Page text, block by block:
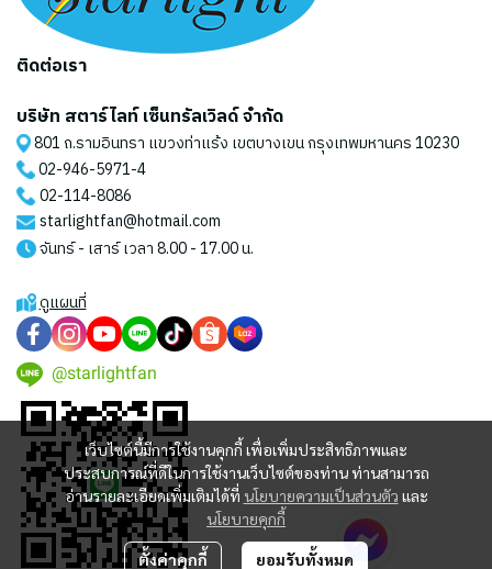
เว็บไซต์นี้มีการใช้งานคุกกี้ เพื่อเพิ่มประสิทธิภาพและ
ประสบการณ์ที่ดีในการใช้งานเว็บไซต์ของท่าน ท่านสามารถ
อ่านรายละเอียดเพิ่มเติมได้ที่ นโยบายความเป็นส่วนตัว และ
นโยบายคุกกี้
ตั้งค่าคุกกี้ ยอมรับทั้งหมด
ติดต่อเรา
บริษัท สตาร์ไลท์ เซ็นทรัลเวิลด์ จำกัด
801 ถ.รามอินทรา แขวงท่าแร้ง เขตบางเขน กรุงเทพมหานคร 10230
02-946-5971-4
02-114-8086
starlightfan@hotmail.com
จันทร์ - เสาร์ เวลา 8.00 - 17.00 น.
ดูแผนที่
@starlightfan